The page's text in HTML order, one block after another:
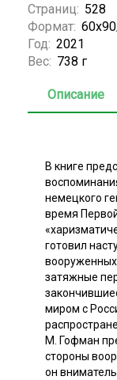
Страниц: 528
Формат:
Год: 2021
Вес: 738 г
Описание
В книге
немецкого
время
готовил
затяжные
миром с
М. Гофман
стороны
он